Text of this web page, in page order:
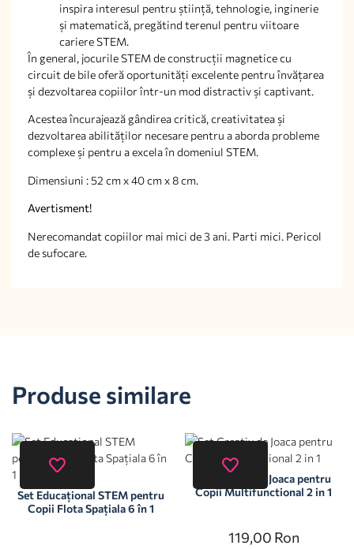
inspira interesul pentru știință, tehnologie, inginerie
și matematică, pregătind terenul pentru viitoare
cariere STEM.
În general, jocurile STEM de construcții magnetice cu
circuit de bile oferă oportunități excelente pentru învățarea
și dezvoltarea copiilor într-un mod distractiv și captivant.
Acestea încurajează gândirea critică, creativitatea și
dezvoltarea abilităților necesare pentru a aborda probleme
complexe și pentru a excela în domeniul STEM.
Dimensiuni : 52 cm x 40 cm x 8 cm.
Avertisment!
Nerecomandat copiilor mai mici de 3 ani. Parti mici. Pericol
de sufocare.
Produse similare
Set Educațional STEM pentru
Copii Flota Spațiala 6 în 1
Set Creativ de Joaca pentru
Copii Multifunctional 2 in 1
119,00 Ron